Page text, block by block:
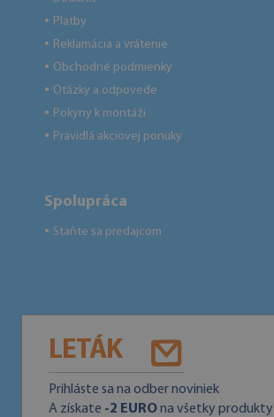
● Platby
● Reklamácia a vrátenie
● Obchodné podmienky
● Otázky a odpovede
● Pokyny k montáži
● Pravidlá akciovej ponuky
Spolupráca
● Staňte sa predajcom
LETÁK
Prihláste sa na odber noviniek
A získate -2 EUROna všetky produkty